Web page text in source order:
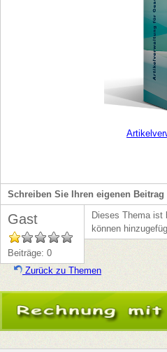
Schreiben Sie Ihren eigenen Beitrag
Gast
Beiträge: 0
Dieses Thema ist
können
Zurück zu Themen